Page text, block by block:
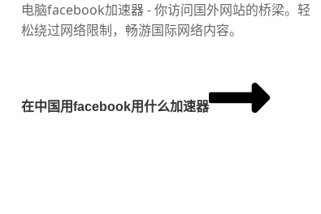
电脑facebook加速器 - 你访问国外网站的桥梁。轻
松绕过网络限制，畅游国际网络内容。
在中国用facebook用什么加速器